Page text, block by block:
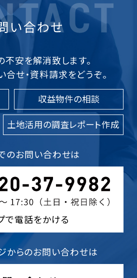
安を解消致します。
せ・資料請求をどうぞ。
収益物件の相談
土地活用の調査レポート作成
のお問い合わせは
で電話をかける
からのお問い合わせは